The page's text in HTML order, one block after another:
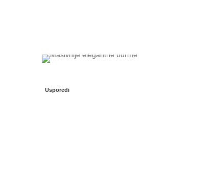
Usporedi